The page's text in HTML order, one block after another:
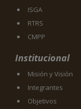
ISGA
RTRS
CMPP
Institucional
Misión y Visión
Integrantes
Objetivos